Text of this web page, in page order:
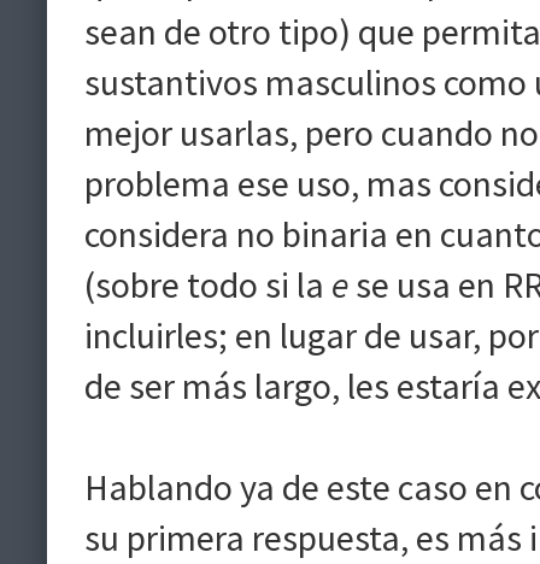
sean de otro tipo) que
sustantivos masculinos como
mejor usarlas, pero cuando
problema ese uso, mas
considera no binaria en
(sobre todo si la ese usa en
incluirles; en lugar de usar,
de ser más largo, les estaría
Hablando ya de este caso en
su primera respuesta, es